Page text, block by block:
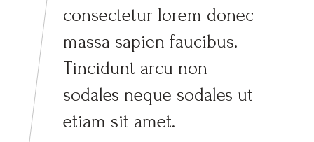
consectetur lorem donec
massa sapien faucibus.
Tincidunt arcu non
sodales neque sodales ut
etiam sit amet.